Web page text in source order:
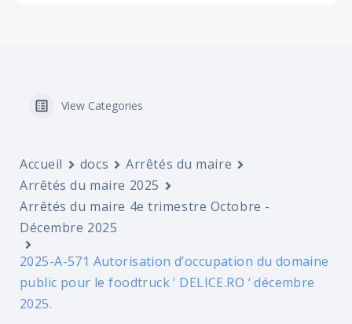
View Categories
Accueil docs
Arrêtés du maire
Arrêtés du maire 2025
Arrêtés du maire 4e trimestre Octobre -
Décembre 2025
2025-A-571 Autorisation d’occupation du domaine
public pour le foodtruck ‘ DELICE.RO ‘ décembre
2025.